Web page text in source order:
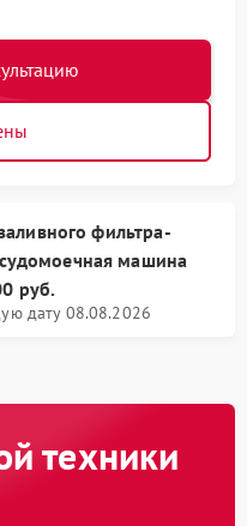
фильтра-
машина
руб.
дату 08.08.2026
техники